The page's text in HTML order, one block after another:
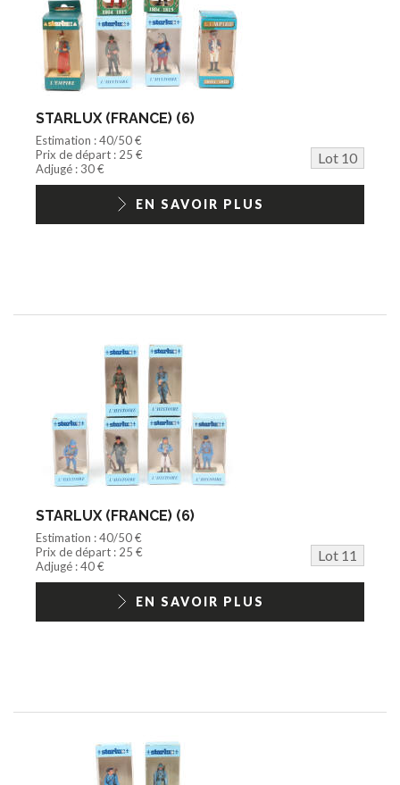
STARLUX (FRANCE) (6)
Estimation : 40/50 €
Prix de départ : 25 €
Lot 10
Adjugé : 30 €
EN SAVOIR PLUS
STARLUX (FRANCE) (6)
Estimation : 40/50 €
Prix de départ : 25 €
Lot 11
Adjugé : 40 €
EN SAVOIR PLUS